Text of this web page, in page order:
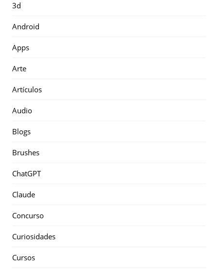
3d
Android
Apps
Arte
Artículos
Audio
Blogs
Brushes
ChatGPT
Claude
Concurso
Curiosidades
Cursos